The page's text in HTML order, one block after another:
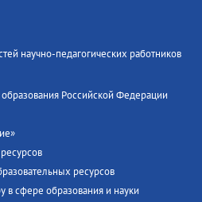
научно-педагогических работников
Российской Федерации
ресурсов
в сфере образования и науки